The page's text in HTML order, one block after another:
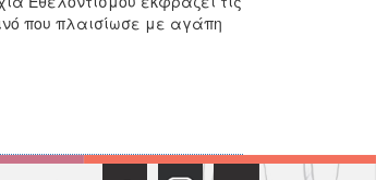
που πλαισίωσε με αγάπη